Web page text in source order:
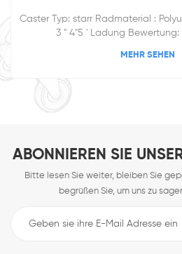
Caster Typ: starr Radmaterial :
3 '' 4''5 ' Ladung
MEHR SEHEN
ABONNIEREN SIE
Bitte lesen Sie weiter, bleiben Sie
begrüßen Sie, um uns zu